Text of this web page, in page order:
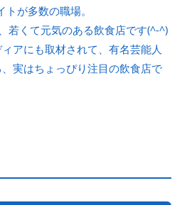
が多数の職場。
若くて元気のある飲食店です(^-^)
アにも取材されて、有名芸能人
実はちょっぴり注目の飲食店で